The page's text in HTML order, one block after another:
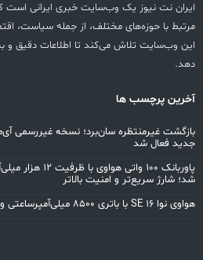
ایران نت نیوز یک وب‌سایت خبری ایرانی است
مرتبط با حوزه‌های مختلف، از جمله سیاست،
این وب‌سایت تلاش می‌کند تا اطلاعات دقیق و
دهد.
آخرین پرچسب ها
بازگشت غیرمنتظره سان‌برد؛ نسخه غیررسمی
جدید فعال شد
پاوربانک ۱۰۰
شد؛ شارژ سریع‌تر و امنیت بالاتر
هواوی نوا 16 SE با باتری ۸۵۰۰ میلی‌آمپرساعتی و نمایشگر ۸۰۰۰ نیتی معرفی شد